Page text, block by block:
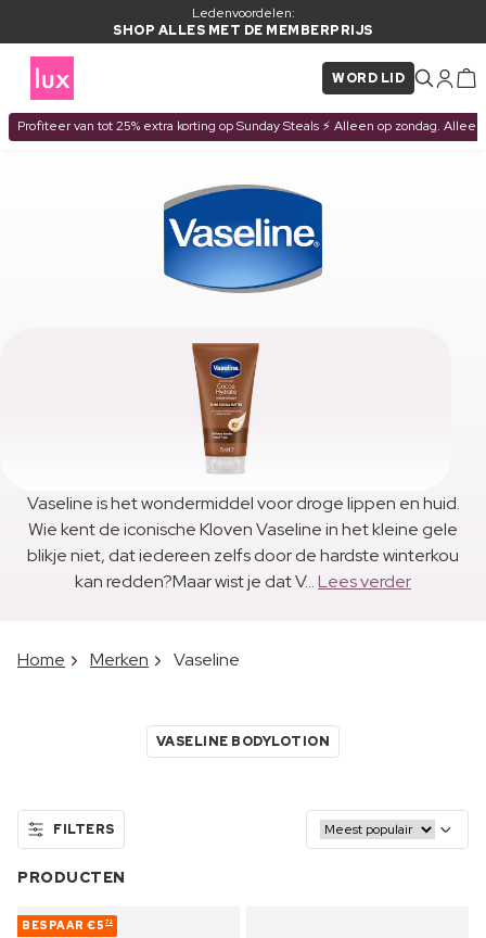
Ledenvoordelen:
SHOP ALLES MET DE MEMBERPRIJS
WORD LID
Profiteer van tot 25% extra korting op Sunday Steals ⚡ Alleen op zondag.
Vaseline is het wondermiddel voor droge lippen en huid.
Wie kent de iconische Kloven Vaseline in het kleine gele
blikje niet, dat iedereen zelfs door de hardste winterkou
kan redden?Maar wist je dat V...Lees verder
Home Merken Vaseline
VASELINE BODYLOTION
FILTERS
PRODUCTEN
BESPAAR €5 72